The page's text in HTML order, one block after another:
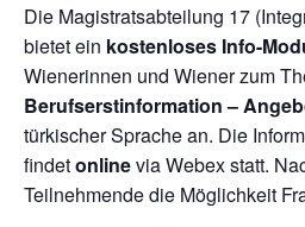
Die Magistratsabteilung 17
bietet ein kostenloses Info-
Wienerinnen und Wiener zum
Berufserstinformation –
türkischer Sprache an. Die
findetonlinevia Webex statt.
Teilnehmende die Möglichkeit